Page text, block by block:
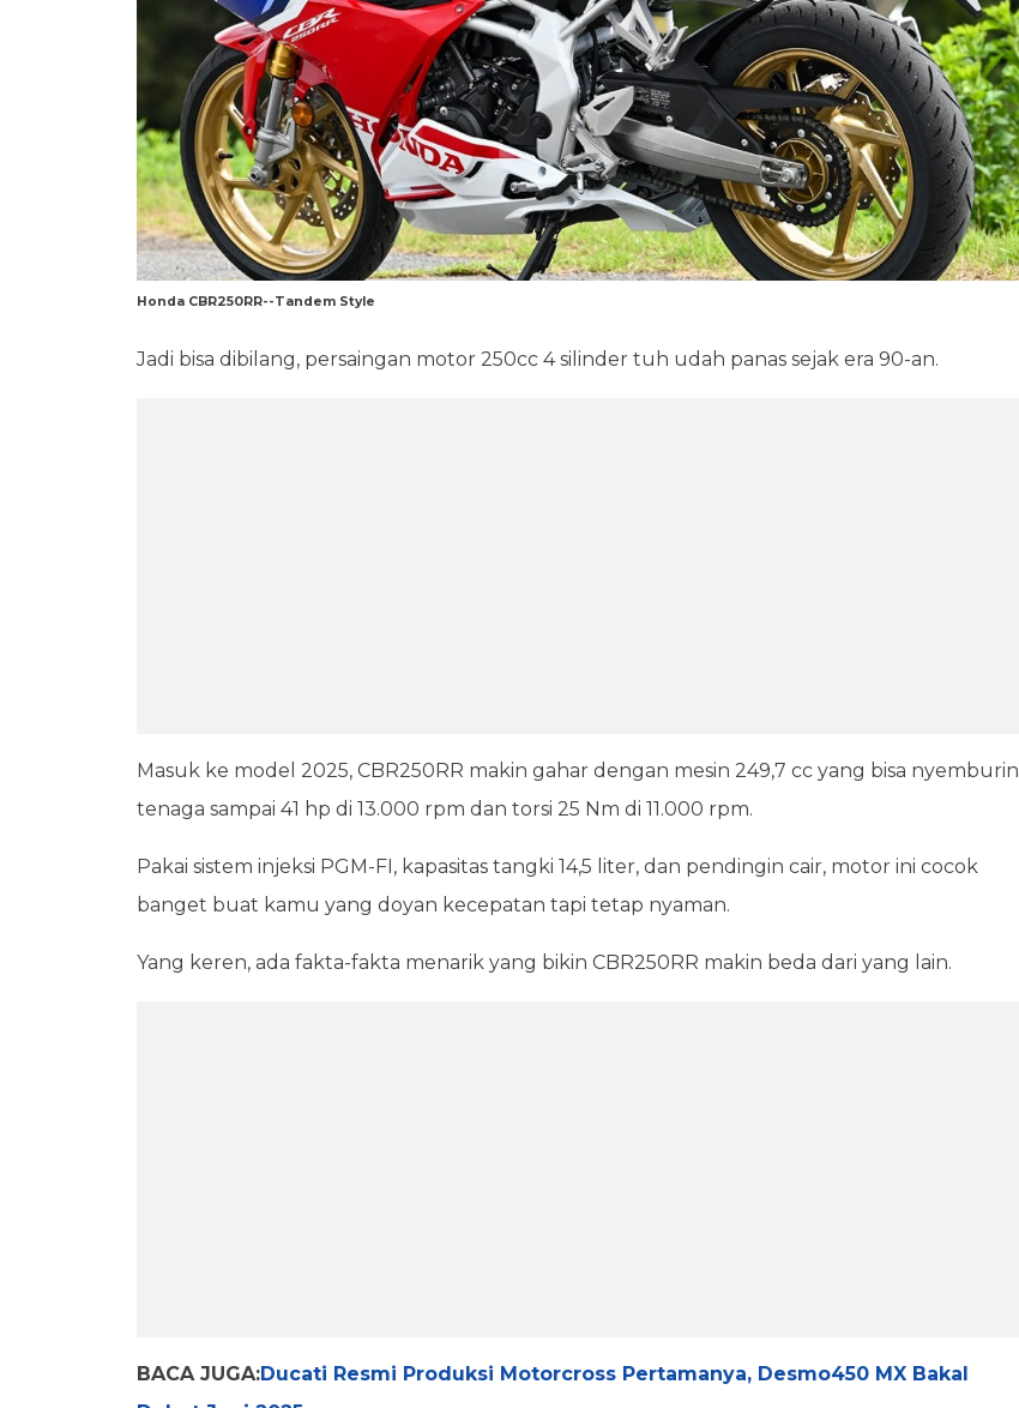
Honda CBR250RR--Tandem Style
Jadi bisa dibilang, persaingan motor 250cc 4 silinder tuh udah panas sejak era 90-an.
Masuk ke model 2025, CBR250RR makin gahar dengan mesin 249,7 cc yang bisa nyemburin
tenaga sampai 41 hp di 13.000 rpm dan torsi 25 Nm di 11.000 rpm.
Pakai sistem injeksi PGM-FI, kapasitas tangki 14,5 liter, dan pendingin cair, motor ini cocok
banget buat kamu yang doyan kecepatan tapi tetap nyaman.
Yang keren, ada fakta-fakta menarik yang bikin CBR250RR makin beda dari yang lain.
BACA JUGA:Ducati Resmi Produksi Motorcross Pertamanya, Desmo450 MX Bakal